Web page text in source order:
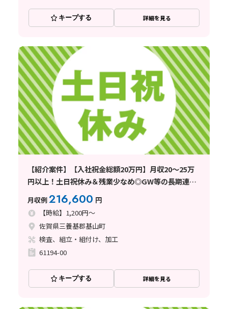
キープする 詳細を見る
【紹介案件】【入社祝金総額20万円】月収20～25万
円以上！土日祝休み＆残業少なめ◎GW等の長期連休
も！駅チカ5分
月収例216,600 円
【時給】1,200円～
佐賀県三養基郡基山町
検査、組立・組付け、加工
61194-00
キープする 詳細を見る